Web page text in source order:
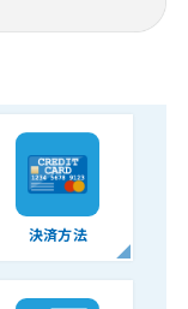
決済方法